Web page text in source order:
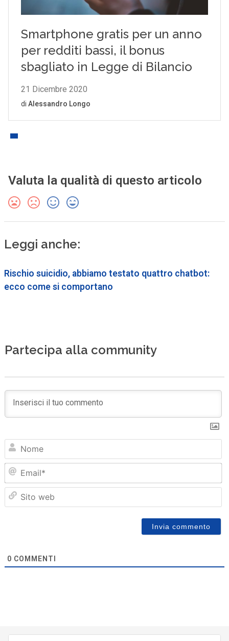
Valuta la qualità di questo articolo
Leggi anche:
Rischio suicidio, abbiamo testato quattro chatbot:
ecco come si comportano
Partecipa alla community
0 COMMENTI